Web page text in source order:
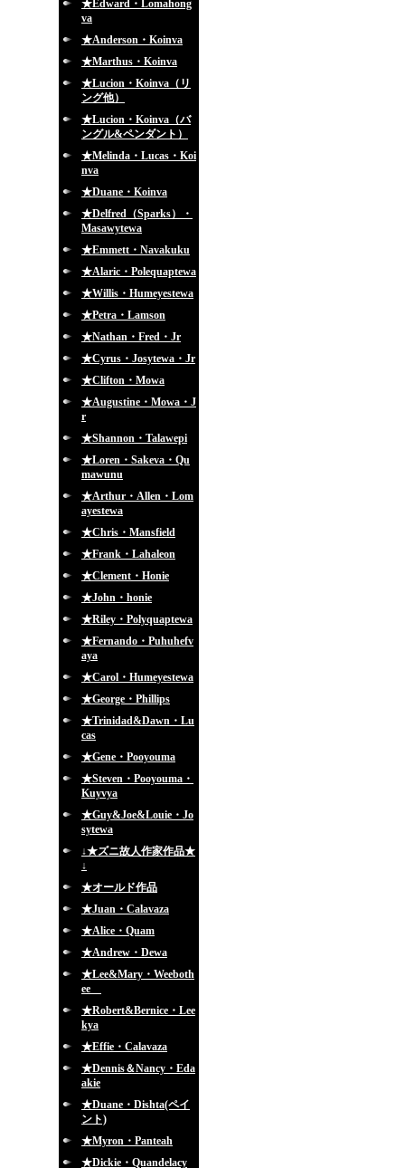
★Edward・Lomahong
va
★Anderson・Koinva
★Marthus・Koinva
★Lucion・Koinva（リ
ング他）
★Lucion・Koinva（バ
ングル&ペンダント）
★Melinda・Lucas・Koi
nva
★Duane・Koinva
★Delfred（Sparks）・
Masawytewa
★Emmett・Navakuku
★Alaric・Polequaptewa
★Willis・Humeyestewa
★Petra・Lamson
★Nathan・Fred・Jr
★Cyrus・Josytewa・Jr
★Clifton・Mowa
★Augustine・Mowa・J
r
★Shannon・Talawepi
★Loren・Sakeva・Qu
mawunu
★Arthur・Allen・Lom
ayestewa
★Chris・Mansfield
★Frank・Lahaleon
★Clement・Honie
★John・honie
★Riley・Polyquaptewa
★Fernando・Puhuhefv
aya
★Carol・Humeyestewa
★George・Phillips
★Trinidad&Dawn・Lu
cas
★Gene・Pooyouma
★Steven・Pooyouma・
Kuyvya
★Guy&Joe&Louie・Jo
sytewa
↓★ズニ故人作家作品★
↓
★オールド作品
★Juan・Calavaza
★Alice・Quam
★Andrew・Dewa
★Lee&Mary・Weeboth
ee
★Robert&Bernice・Lee
kya
★Effie・Calavaza
★Dennis＆Nancy・Eda
akie
★Duane・Dishta(ペイ
ント)
★Myron・Panteah
★Dickie・Quandelacy